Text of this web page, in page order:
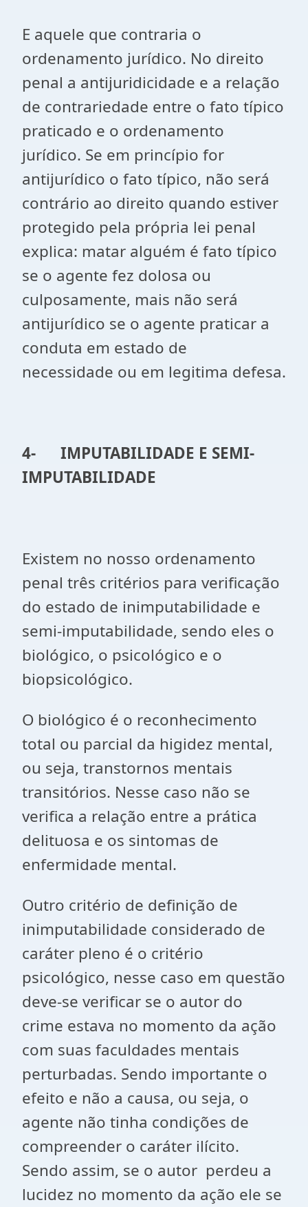
E aquele que contraria o
ordenamento jurídico. No direito
penal a antijuridicidade e a relação
de contrariedade entre o fato típico
praticado e o ordenamento
jurídico. Se em princípio for
antijurídico o fato típico, não será
contrário ao direito quando estiver
protegido pela própria lei penal
explica: matar alguém é fato típico
se o agente fez dolosa ou
culposamente, mais não será
antijurídico se o agente praticar a
conduta em estado de
necessidade ou em legitima defesa.
4- IMPUTABILIDADE E SEMI-
IMPUTABILIDADE
Existem no nosso ordenamento
penal três critérios para verificação
do estado de inimputabilidade e
semi-imputabilidade, sendo eles o
biológico, o psicológico e o
biopsicológico.
O biológico é o reconhecimento
total ou parcial da higidez mental,
ou seja, transtornos mentais
transitórios. Nesse caso não se
verifica a relação entre a prática
delituosa e os sintomas de
enfermidade mental.
Outro critério de definição de
inimputabilidade considerado de
caráter pleno é o critério
psicológico, nesse caso em questão
deve-se verificar se o autor do
crime estava no momento da ação
com suas faculdades mentais
perturbadas. Sendo importante o
efeito e não a causa, ou seja, o
agente não tinha condições de
compreender o caráter ilícito.
Sendo assim, se o autor perdeu a
lucidez no momento da ação ele se